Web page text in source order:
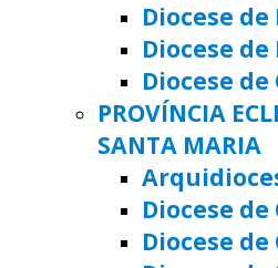
Diocese
Diocese
Diocese de
PROVÍNCIA
SANTA MARIA
Diocese
Diocese